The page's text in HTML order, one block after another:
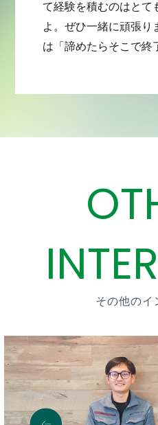
て経験を積むのはとて
よ。ぜひ一緒に頑張り
は「諦めたらそこで終
その他のイ